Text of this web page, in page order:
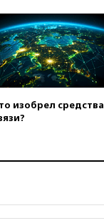
семьи, пропавшей
Жителя Нижнего
за реакции
Российский
Соколов
на удары по
изобрел средства